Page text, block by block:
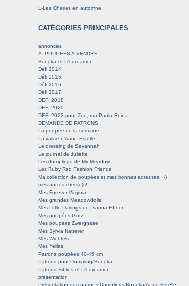
L-Les Chéries en automne
CATÉGORIES PRINCIPALES
annonces
A- POUPEES A VENDRE
Boneka et Li'l dreamer
Défi 2014
Défi 2015
Défi 2016
Défi 2017
DEFI 2018
DEFI 2020
DEFI 2022 pour Zoé, ma Paola Reina
DEMANDE DE PATRONS
La poupée de la semaine
La valise d'Anne Estelle...
Le dressing de Savannah
Le journal de Juliette
Les dumplings de My Meadow
Les Ruby Red Fashion Friends
Ma collection de poupées et mes bonnes adresses! ;-)
mes autres chéri(e)s!!
Mes Forever Virginia
Mes grandes Meadowdolls
Mes Little Darlings de Dianna Effner
Mes poupées Götz
Mes poupées Zwergnäse
Mes Sylvia Natterer
Mes Wichtels
Mes Yellas
Patrons poupées 40-45 cm
Patrons pour Dumpling/Boneka
Patrons Siblies et Li'l dreamer
présentation
Présentation des patrons Dumplings/Boneka/Anne Estelle